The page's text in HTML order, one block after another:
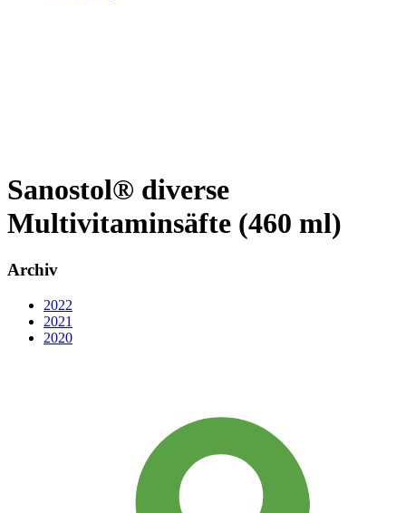
Sanostol® diverse
Multivitaminsäfte (460 ml)
Archiv
2022
2021
2020